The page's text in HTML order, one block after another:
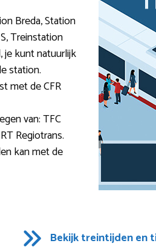
Breda, Station
Treinstation
je kunt natuurlijk
station.
met de CFR
van: TFC
Regiotrans.
kan met de
Bekijk treintijden en